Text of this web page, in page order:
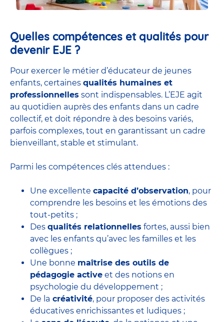
Quelles compétences et qualités pour
devenir EJE ?
Pour exercer le métier d’éducateur de jeunes
enfants, certaines qualités humaines et
professionnelles sont indispensables. L’EJE agit
au quotidien auprès des enfants dans un cadre
collectif, et doit répondre à des besoins variés,
parfois complexes, tout en garantissant un cadre
bienveillant, stable et stimulant.
Parmi les compétences clés attendues :
Une excellente capacité d’observation, pour
comprendre les besoins et les émotions des
tout-petits ;
Des qualités relationnelles fortes, aussi bien
avec les enfants qu’avec les familles et les
collègues ;
Une bonne maîtrise des outils de
pédagogie active et des notions en
psychologie du développement ;
De la créativité, pour proposer des activités
éducatives enrichissantes et ludiques ;